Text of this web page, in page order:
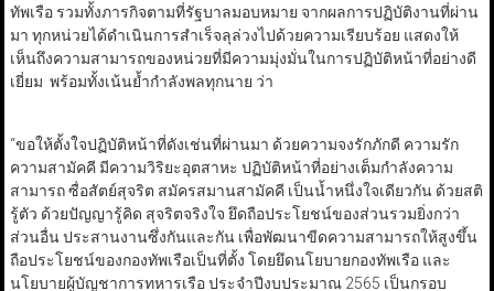
ทัพเรือ รวมทั้งภารกิจตามที่รัฐบาลมอบหมาย จากผลการปฏิบัติงานที่ผ่าน
มา ทุกหน่วยได้ดำเนินการสำเร็จลุล่วงไปด้วยความเรียบร้อย แสดงให้
เห็นถึงความสามารถของหน่วยที่มีความมุ่งมั่นในการปฏิบัติหน้าที่อย่างดี
เยี่ยม พร้อมทั้งเน้นย้ำกำลังพลทุกนาย ว่า
“ขอให้ตั้งใจปฏิบัติหน้าที่ดังเช่นที่ผ่านมา ด้วยความจงรักภักดี ความรัก
ความสามัคคี มีความวิริยะอุตสาหะ ปฏิบัติหน้าที่อย่างเต็มกำลังความ
สามารถ ซื่อสัตย์สุจริต สมัครสมานสามัคคี เป็นน้ำหนึ่งใจเดียวกัน ด้วยสติ
รู้ตัว ด้วยปัญญารู้คิด สุจริตจริงใจ ยึดถือประโยชน์ของส่วนรวมยิ่งกว่า
ส่วนอื่น ประสานงานซึ่งกันและกัน เพื่อพัฒนาขีดความสามารถให้สูงขึ้น
ถือประโยชน์ของกองทัพเรือเป็นที่ตั้ง โดยยึดนโยบายกองทัพเรือ และ
นโยบายผู้บัญชาการทหารเรือ ประจำปีงบประมาณ 2565 เป็นกรอบ